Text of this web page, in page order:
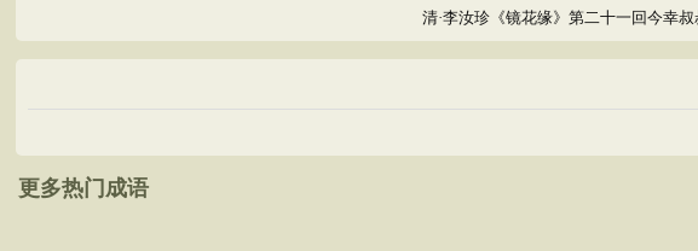
清·李汝珍《镜花缘》第二十一回今幸
更多热门成语